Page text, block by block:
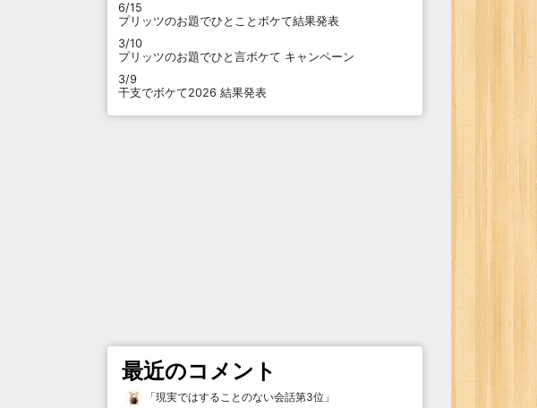
6/15
プリッツのお題でひとことボケて結果発表
3/10
プリッツのお題でひと言ボケて キャンペーン
3/9
干支でボケて2026 結果発表
最近のコメント
「現実ではすることのない会話第3位 」